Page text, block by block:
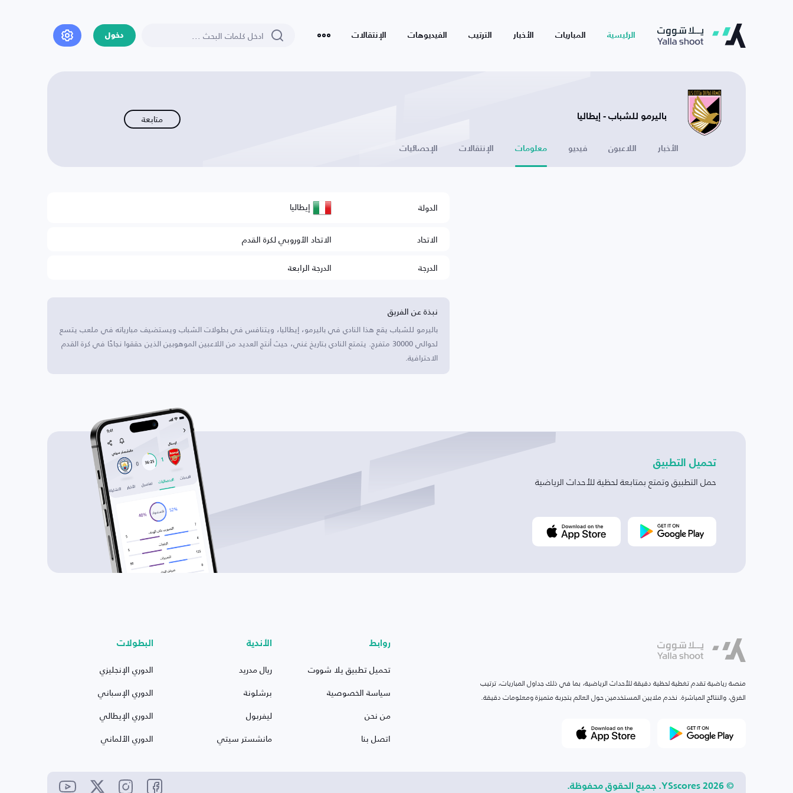
الرئيسية المباريات الأخبار الترتيب الفيديوهات الإنتقالات دخول
باليرمو للشباب - إيطاليا متابعة
الأخبار اللاعبون فيديو معلومات الإنتقالات الإحصائيات
الدولة إيطاليا
الاتحاد
الاتحاد الأوروبي لكرة القدم
الدرجة
الدرجة الرابعة
نبذة عن الفريق
باليرمو للشباب يقع هذا النادي في باليرمو، إيطاليا، ويتنافس في بطولات الشباب ويستضيف مبارياته في ملعب يتسع
لحوالي 30000 متفرج. يتمتع النادي بتاريخ غني، حيث أنتج العديد من اللاعبين الموهوبين الذين حققوا نجاحًا في كرة القدم
الاحترافية.
تحميل التطبيق
حمل التطبيق وتمتع بمتابعة لحظية للأحداث الرياضية
منصة رياضية تقدم تغطية لحظية دقيقة للأحداث الرياضية، بما في ذلك جداول المباريات، ترتيب
الفرق، والنتائج المباشرة. نخدم ملايين المستخدمين حول العالم بتجربة متميزة ومعلومات دقيقة.
روابط
تحميل تطبيق يلا شووت
سياسة الخصوصية
من نحن
اتصل بنا
الأندية
ريال مدريد
برشلونة
ليفربول
مانشستر سيتي
البطولات
الدوري الإنجليزي
الدوري الإسباني
الدوري الإيطالي
الدوري الألماني
© 2026 YSscores. جميع الحقوق محفوظة.